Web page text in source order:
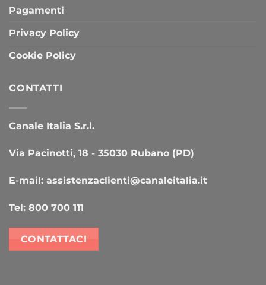
Pagamenti
Privacy Policy
Cookie Policy
CONTATTI
Canale Italia S.r.l.
Via Pacinotti, 18 - 35030 Rubano (PD)
E-mail: assistenzaclienti@canaleitalia.it
Tel: 800 700 111
CONTATTACI